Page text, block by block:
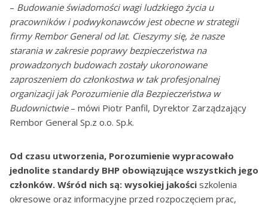
– Budowanie świadomości wagi ludzkiego życia u
pracowników i podwykonawców jest obecne w strategii
firmy Rembor General od lat. Cieszymy się, że nasze
starania w zakresie poprawy bezpieczeństwa na
prowadzonych budowach zostały ukoronowane
zaproszeniem do członkostwa w tak profesjonalnej
organizacji jak Porozumienie dla Bezpieczeństwa w
Budownictwie– mówi Piotr Panfil, Dyrektor Zarządzający
Rembor General Sp.z o.o. Sp.k.
Od czasu utworzenia, Porozumienie wypracowało
jednolite standardy BHP obowiązujące wszystkich jego
członków. Wśród nich są: wysokiej jakości szkolenia
okresowe oraz informacyjne przed rozpoczęciem prac,